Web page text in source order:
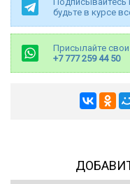
будьте в курсе
Присылайте
+7 777 259 44 50